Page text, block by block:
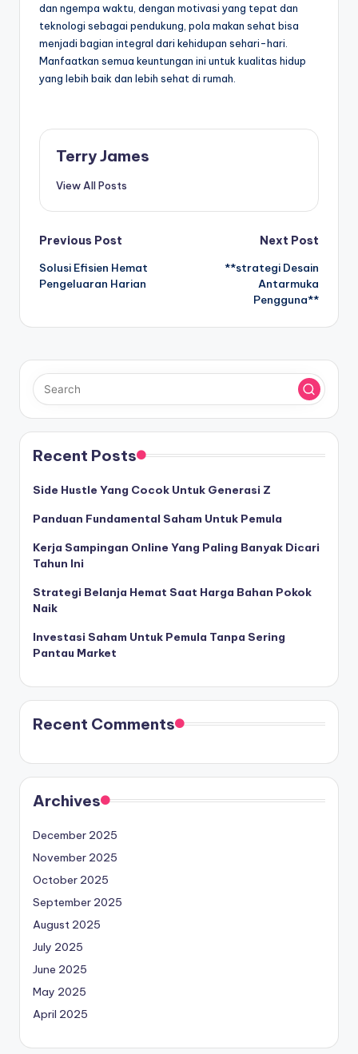
dan ngempa waktu, dengan motivasi yang tepat dan
teknologi sebagai pendukung, pola makan sehat bisa
menjadi bagian integral dari kehidupan sehari-hari.
Manfaatkan semua keuntungan ini untuk kualitas hidup
yang lebih baik dan lebih sehat di rumah.
Terry James
View All Posts
Post
navigation
Previous Post
Solusi Efisien Hemat
Pengeluaran Harian
Next Post
**strategi Desain
Antarmuka
Pengguna**
Recent Posts
Side Hustle Yang Cocok Untuk Generasi Z
Panduan Fundamental Saham Untuk Pemula
Kerja Sampingan Online Yang Paling Banyak Dicari
Tahun Ini
Strategi Belanja Hemat Saat Harga Bahan Pokok
Naik
Investasi Saham Untuk Pemula Tanpa Sering
Pantau Market
Recent Comments
Archives
December 2025
November 2025
October 2025
September 2025
August 2025
July 2025
June 2025
May 2025
April 2025